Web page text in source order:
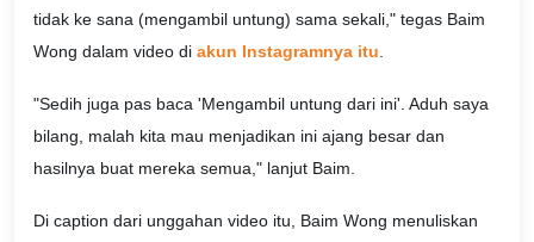
tidak ke sana (mengambil untung) sama sekali," tegas Baim
Wong dalam video di akun Instagramnya itu.
"Sedih juga pas baca 'Mengambil untung dari ini'. Aduh saya
bilang, malah kita mau menjadikan ini ajang besar dan
hasilnya buat mereka semua," lanjut Baim.
Di caption dari unggahan video itu, Baim Wong menuliskan